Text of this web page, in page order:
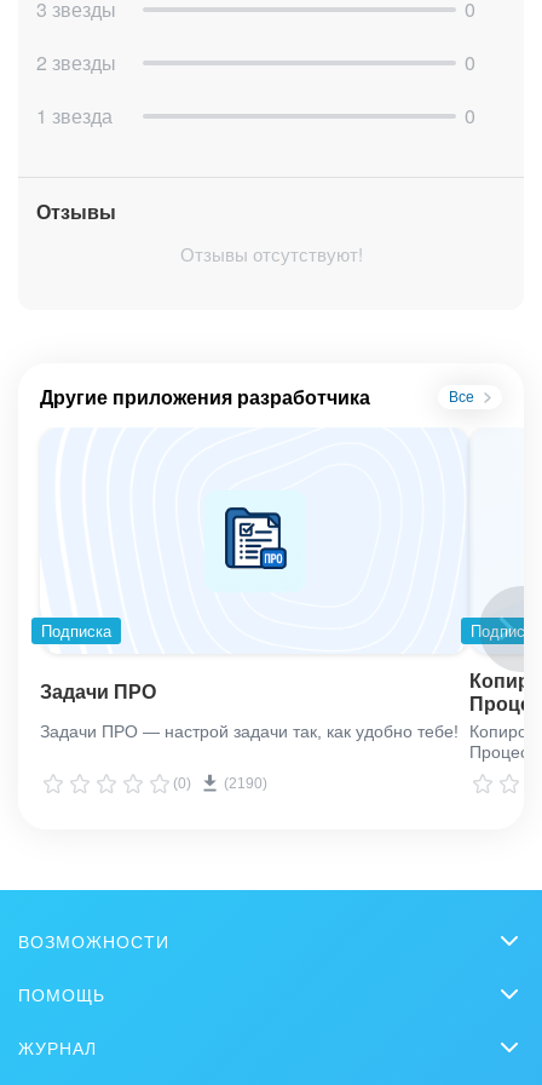
3 звезды
0
2 звезды
0
1 звезда
0
Отзывы
Отзывы отсутствуют!
Другие приложения разработчика Все
Подписка
Задачи ПРО
Задачи ПРО — настрой задачи так, как удобно тебе!
(0) (2190)
Подписка
ВОЗМОЖНОСТИ
Онлайн-офис
Видеозвонки HD
ПОМОЩЬ
ЖУРНАЛ